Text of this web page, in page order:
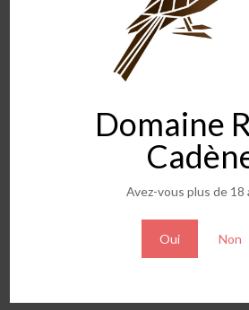
Domaine
Avez-vous plus de 18
Oui Non
Vous aimerez
être aussi…
J’ai Rendez-vous avec